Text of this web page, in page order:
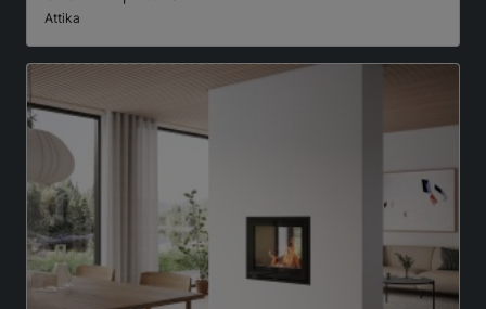
Attika